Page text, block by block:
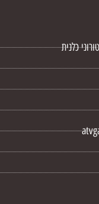
כלנית